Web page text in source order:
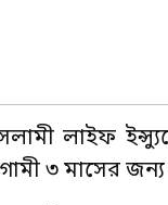
লাইফ
৩ মাসের জন্য